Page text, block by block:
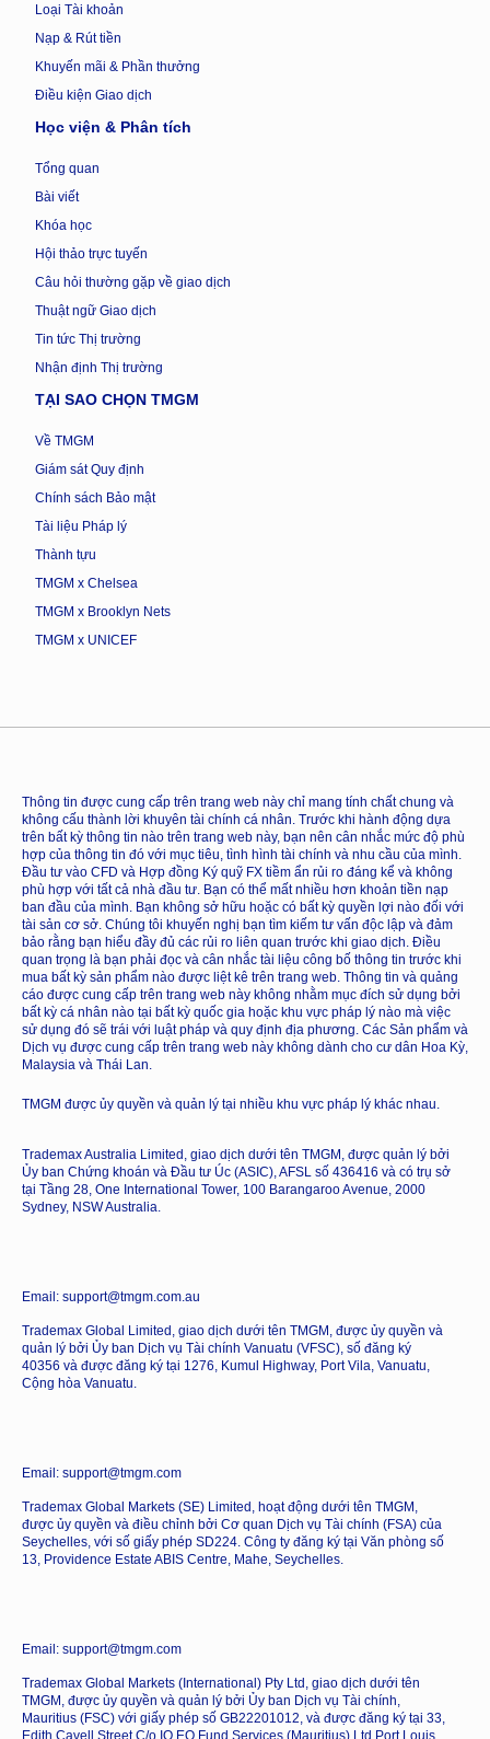
Loại Tài khoản
Nạp & Rút tiền
Khuyến mãi & Phần thưởng
Điều kiện Giao dịch
Học viện & Phân tích
Tổng quan
Bài viết
Khóa học
Hội thảo trực tuyến
Câu hỏi thường gặp về giao dịch
Thuật ngữ Giao dịch
Tin tức Thị trường
Nhận định Thị trường
TẠI SAO CHỌN TMGM
Về TMGM
Giám sát Quy định
Chính sách Bảo mật
Tài liệu Pháp lý
Thành tựu
TMGM x Chelsea
TMGM x Brooklyn Nets
TMGM x UNICEF
Thông tin được cung cấp trên trang web này chỉ mang tính chất chung và
không cấu thành lời khuyên tài chính cá nhân. Trước khi hành động dựa
trên bất kỳ thông tin nào trên trang web này, bạn nên cân nhắc mức độ phù
hợp của thông tin đó với mục tiêu, tình hình tài chính và nhu cầu của mình.
Đầu tư vào CFD và Hợp đồng Ký quỹ FX tiềm ẩn rủi ro đáng kể và không
phù hợp với tất cả nhà đầu tư. Bạn có thể mất nhiều hơn khoản tiền nạp
ban đầu của mình. Bạn không sở hữu hoặc có bất kỳ quyền lợi nào đối với
tài sản cơ sở. Chúng tôi khuyến nghị bạn tìm kiếm tư vấn độc lập và đảm
bảo rằng bạn hiểu đầy đủ các rủi ro liên quan trước khi giao dịch. Điều
quan trọng là bạn phải đọc và cân nhắc tài liệu công bố thông tin trước khi
mua bất kỳ sản phẩm nào được liệt kê trên trang web. Thông tin và quảng
cáo được cung cấp trên trang web này không nhằm mục đích sử dụng bởi
bất kỳ cá nhân nào tại bất kỳ quốc gia hoặc khu vực pháp lý nào mà việc
sử dụng đó sẽ trái với luật pháp và quy định địa phương. Các Sản phẩm và
Dịch vụ được cung cấp trên trang web này không dành cho cư dân Hoa Kỳ,
Malaysia và Thái Lan.
TMGM được ủy quyền và quản lý tại nhiều khu vực pháp lý khác nhau.
Trademax Australia Limited, giao dịch dưới tên TMGM, được quản lý bởi
Ủy ban Chứng khoán và Đầu tư Úc (ASIC), AFSL số 436416 và có trụ sở
tại Tầng 28, One International Tower, 100 Barangaroo Avenue, 2000
Sydney, NSW Australia.
Email: support@tmgm.com.au
Trademax Global Limited, giao dịch dưới tên TMGM, được ủy quyền và
quản lý bởi Ủy ban Dịch vụ Tài chính Vanuatu (VFSC), số đăng ký
40356 và được đăng ký tại 1276, Kumul Highway, Port Vila, Vanuatu,
Cộng hòa Vanuatu.
Email: support@tmgm.com
Trademax Global Markets (SE) Limited, hoạt động dưới tên TMGM,
được ủy quyền và điều chỉnh bởi Cơ quan Dịch vụ Tài chính (FSA) của
Seychelles, với số giấy phép SD224. Công ty đăng ký tại Văn phòng số
13, Providence Estate ABIS Centre, Mahe, Seychelles.
Email: support@tmgm.com
Trademax Global Markets (International) Pty Ltd, giao dịch dưới tên
TMGM, được ủy quyền và quản lý bởi Ủy ban Dịch vụ Tài chính,
Mauritius (FSC) với giấy phép số GB22201012, và được đăng ký tại 33,
Edith Cavell Street C/o IQ EQ Fund Services (Mauritius) Ltd Port Louis,